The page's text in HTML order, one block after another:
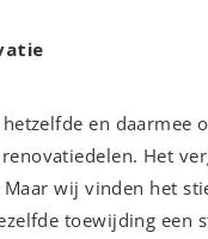
en
Het
wij vinden het
toewijding een